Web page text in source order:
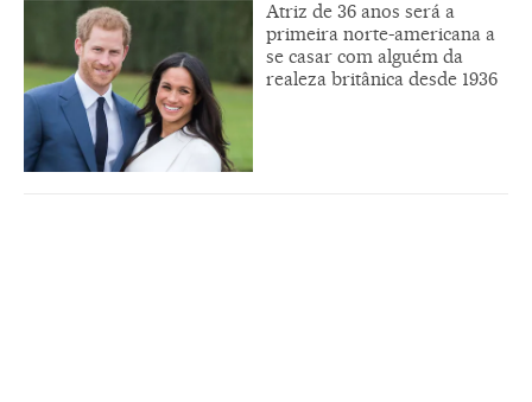
Atriz de 36 anos será a
primeira norte-americana a
se casar com alguém da
realeza britânica desde 1936